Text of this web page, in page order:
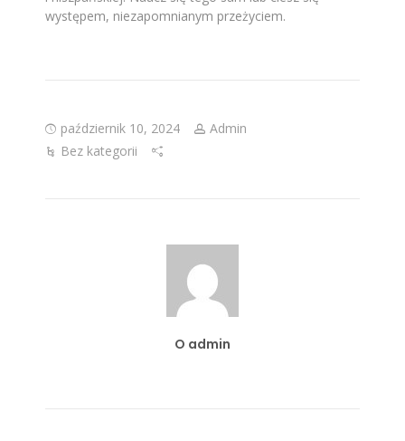
występem, niezapomnianym przeżyciem.
październik 10, 2024
Admin
Bez kategorii
O admin